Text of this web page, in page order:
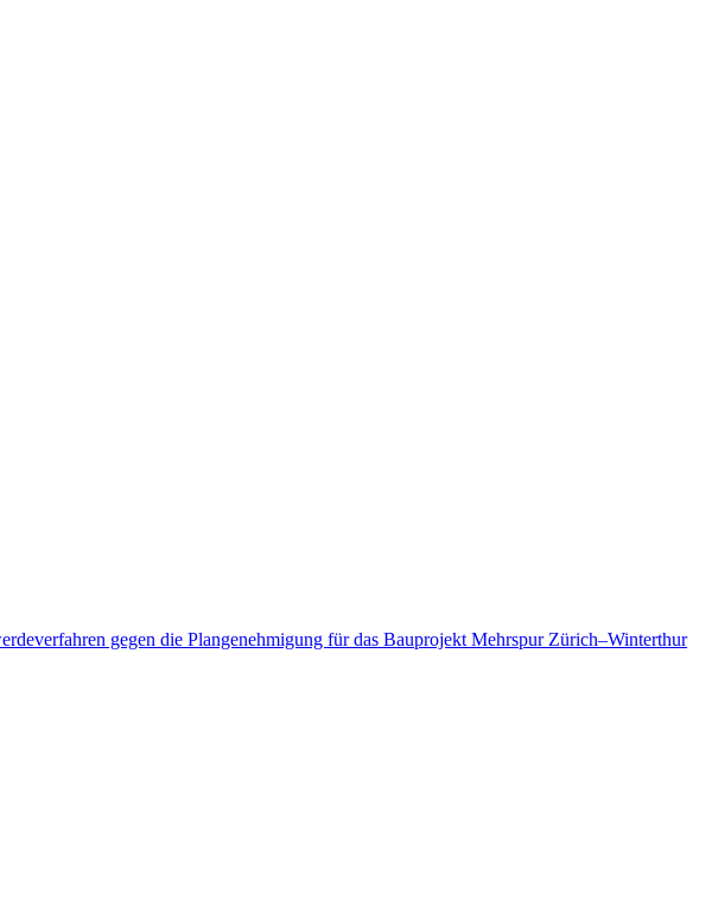
gegen die Plangenehmigung für das Bauprojekt Mehrspur Zürich–Winterthur